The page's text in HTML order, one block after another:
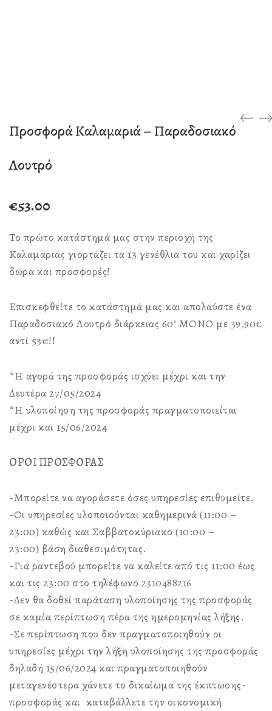
Προσφορά Καλαμαριά – Παραδοσιακό
Λουτρό
€53.00
Το πρώτο κατάστημά μας στην περιοχή της
Καλαμαριάς γιορτάζει τα 13 γενέθλια του και χαρίζει
δώρα και προσφορές!
Επισκεφθείτε το κατάστημά μας και απολαύστε ένα
Παραδοσιακό Λουτρό διάρκειας 60’ ΜΟΝΟ με 39,90€
αντί53€!!
*Η αγορά της προσφοράς ισχύει μέχρι και την
Δευτέρα 27/05/2024
*Η υλοποίηση της προσφοράς πραγματοποιείται
μέχρι και 15/06/2024
ΟΡΟΙ ΠΡΟΣΦΟΡΑΣ
-Μπορείτε να αγοράσετε όσες υπηρεσίες επιθυμείτε.
-Οι υπηρεσίες υλοποιούνται καθημερινά (11:00 –
23:00) καθώς και Σαββατοκύριακο (10:00 –
23:00) βάση διαθεσιμότητας.
-Για ραντεβού μπορείτε να καλείτε από τις 11:00 έως
και τις 23:00 στο τηλέφωνο 2310488216
-Δεν θα δοθεί παράταση υλοποίησης της προσφοράς
σε καμία περίπτωση πέρα της ημερομηνίας λήξης.
-Σε περίπτωση που δεν πραγματοποιηθούν οι
υπηρεσίες μέχρι την λήξη υλοποίησης της προσφοράς
δηλαδή 15/06/2024 και πραγματοποιηθούν
μεταγενέστερα χάνετε το δικαίωμα της έκπτωσης-
προσφοράς και καταβάλλετε την οικονομική